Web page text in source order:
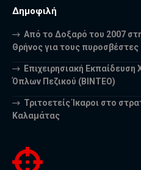
Δημοφιλή
Από το Δοξαρό του 2007
Θρήνος για τους πυροσβέστες
Επιχειρησιακή Εκπαίδευση
Όπλων Πεζικού (ΒΙΝΤΕΟ)
Τριτοετείς Ίκαροι στο
Καλαμάτας